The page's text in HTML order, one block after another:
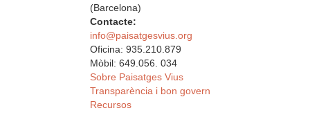
(Barcelona)
Contacte:
info@paisatgesvius.org
Oficina: 935.210.879
Mòbil: 649.056. 034
Sobre Paisatges Vius
Transparència i bon govern
Recursos